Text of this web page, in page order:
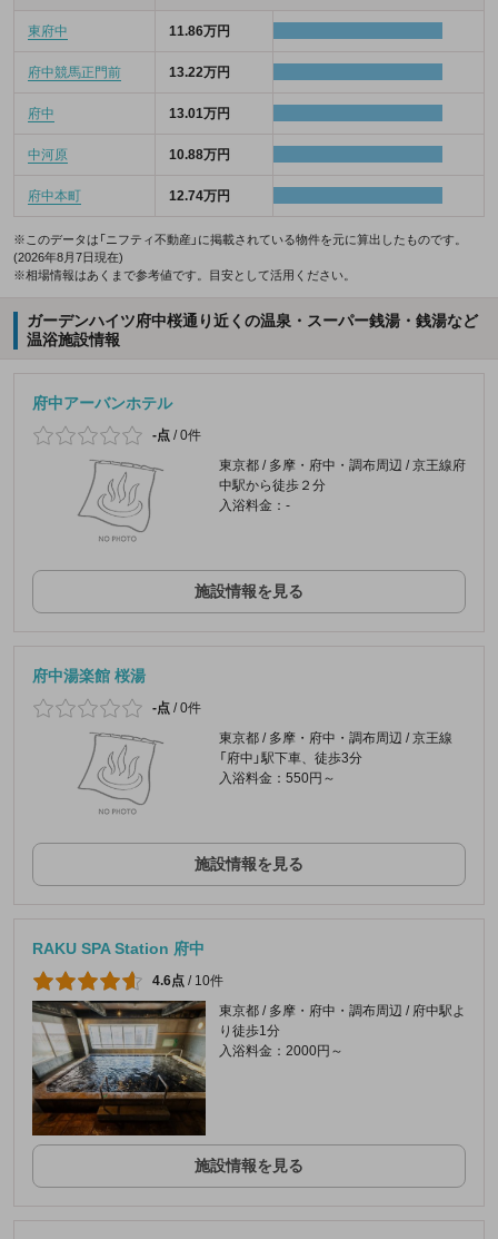
東府中 11.86万円
府中競馬正門前 13.22万円
府中 13.01万円
中河原 10.88万円
府中本町 12.74万円
※このデータは「ニフティ不動産」に掲載されている物件を元に算出したものです。
(2026年8月7日現在)
※相場情報はあくまで参考値です。目安として活用ください。
ガーデンハイツ府中桜通り近くの温泉・スーパー銭湯・銭湯など
温浴施設情報
府中アーバンホテル
-点 /0件
東京都 / 多摩・府中・調布周辺 / 京王線府
中駅から徒歩２分
入浴料金：-
施設情報を見る
府中湯楽館 桜湯
-点 /0件
東京都 / 多摩・府中・調布周辺 / 京王線
「府中」駅下車、徒歩3分
入浴料金：550円～
施設情報を見る
RAKU SPA Station 府中
4.6点 / 10件
東京都 / 多摩・府中・調布周辺 / 府中駅よ
り徒歩1分
入浴料金：2000円～
施設情報を見る